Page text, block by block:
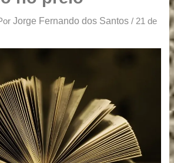
a
e
Jorge Fernando dos Santos/ 21 de